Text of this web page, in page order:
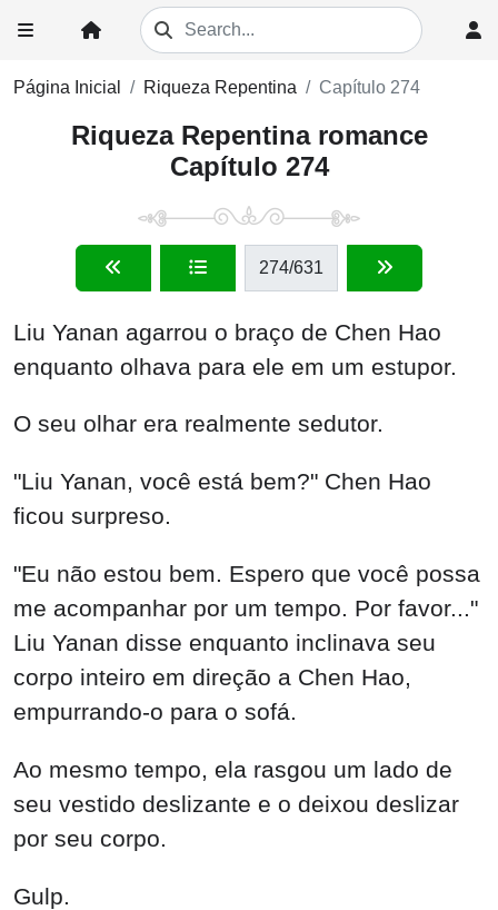
Página Inicial Riqueza Repentina Capítulo 274
Riqueza Repentina romance
Capítulo 274
274/631
Liu Yanan agarrou o braço de Chen Hao
enquanto olhava para ele em um estupor.
O seu olhar era realmente sedutor.
"Liu Yanan, você está bem?" Chen Hao
ficou surpreso.
"Eu não estou bem. Espero que você possa
me acompanhar por um tempo. Por favor..."
Liu Yanan disse enquanto inclinava seu
corpo inteiro em direção a Chen Hao,
empurrando-o para o sofá.
Ao mesmo tempo, ela rasgou um lado de
seu vestido deslizante e o deixou deslizar
por seu corpo.
Gulp.